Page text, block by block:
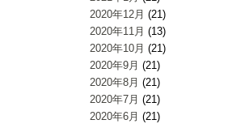
2020年12月 (21)
2020年11月 (13)
2020年10月 (21)
2020年9月 (21)
2020年8月 (21)
2020年7月 (21)
2020年6月 (21)